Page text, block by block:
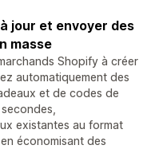
jour et envoyer des
masse
Shopify à créer
automatiquement des
et de codes de
existantes au format
économisant des